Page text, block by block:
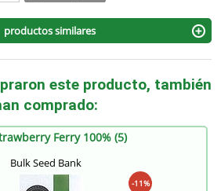
productos similares
este producto, también
comprado:
Ferry 100% (5)
Bulk Seed Bank
-11%